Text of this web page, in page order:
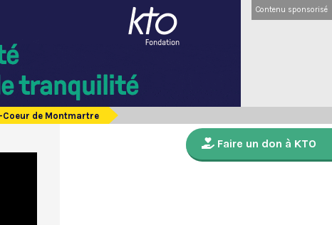
Contenu sponsorisé
Coeur de Montmartre
Faire un don à KTO